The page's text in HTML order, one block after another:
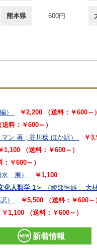
熊本県 600円
）
￥2,200 （送料：￥600～）
料：￥600～）
マン 著 ; 谷川稔 ほか訳）
￥
1,100 （送料：￥600～）
￥600～）
水 展）
￥1,100
化人類学 1＞
（綾部恒雄 、大
）
￥5,500 （送料：￥600～
￥1,100 （送料：￥600～）
新着情報